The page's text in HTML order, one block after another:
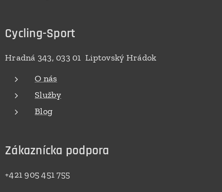
Cycling-Sport
Hradná 343, 033 01 Liptovský Hrádok
O nás
Služby
Blog
Zákaznícka podpora
+421 905 451 755